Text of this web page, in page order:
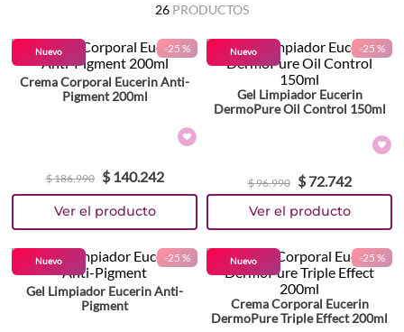
26 PRODUCTOS
Nuevo -25 %
Crema Corporal Eucerin Anti-
Pigment 200ml
$186.990 $ 140.242
Nuevo -25 %
Gel Limpiador Eucerin
DermoPure Oil Control 150ml
$96.990 $ 72.742
Nuevo -25 %
Gel Limpiador Eucerin Anti-
Pigment
Nuevo -25 %
Crema Corporal Eucerin
DermoPure Triple Effect 200ml